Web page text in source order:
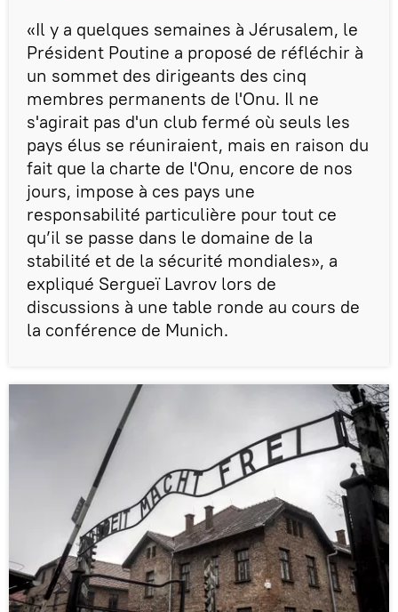
«Il y a quelques semaines à Jérusalem, le
Président Poutine a proposé de réfléchir à
un sommet des dirigeants des cinq
membres permanents de l'Onu. Il ne
s'agirait pas d'un club fermé où seuls les
pays élus se réuniraient, mais en raison du
fait que la charte de l'Onu, encore de nos
jours, impose à ces pays une
responsabilité particulière pour tout ce
qu’il se passe dans le domaine de la
stabilité et de la sécurité mondiales», a
expliqué Sergueï Lavrov lors de
discussions à une table ronde au cours de
la conférence de Munich.